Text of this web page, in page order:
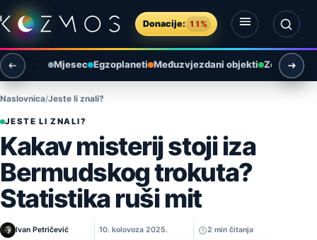
Preskoči na sadržaj
Donacije: 11%
Otvori izbornik
Otvori pretragu
Mjesec Egzoplaneti Međuzvjezdani objekti Zemlja i
Naslovnica Jeste li znali?
JESTE LI ZNALI?
Kakav misterij stoji iza
Bermudskog trokuta?
Statistika ruši mit
Ivan Petričević 10. kolovoza 2025. 2 min čitanja